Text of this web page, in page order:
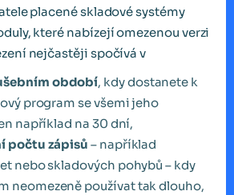
placené skladové systémy
které nabízejí omezenou verzi
nejčastěji spočívá v
období, kdy dostanete k
program se všemi jeho
například na 30 dní,
počtu zápisů – například
nebo skladových pohybů – kdy
neomezeně používat tak dlouho,